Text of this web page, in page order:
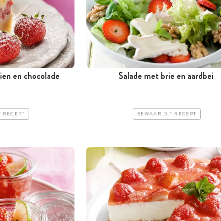
en chocolade
RECEPT
Salade met brie en aardbei
BEWAAR DIT RECEPT